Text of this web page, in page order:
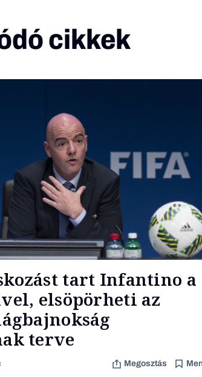
cikkek
tart Infantino a
elsöpörheti az
terve
Megosztás